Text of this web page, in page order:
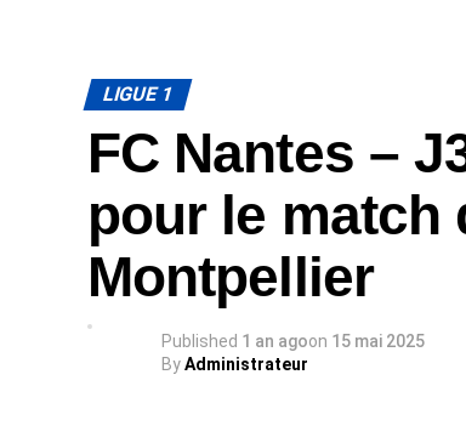
LIGUE 1
FC Nantes –
pour le match
Montpellier
Published 1 an agoon 15 mai 2025
ByAdministrateur